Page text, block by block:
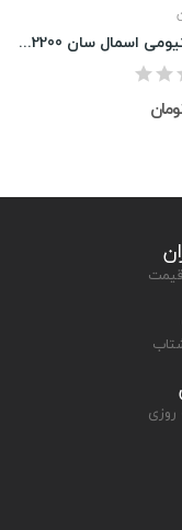
باتری لیتیومی اسمال سان 2200 مدل 18650
قیمت